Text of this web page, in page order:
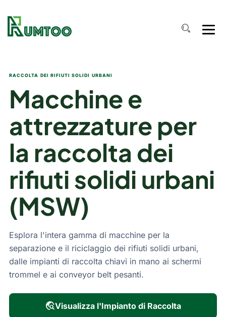
RACCOLTA DEI RIFIUTI SOLIDI URBANI
Macchine e
attrezzature per
la raccolta dei
rifiuti solidi urbani
(MSW)
Esplora l'intera gamma di macchine per la
separazione e il riciclaggio dei rifiuti solidi urbani,
dalle impianti di raccolta chiavi in mano ai schermi
trommel e ai conveyor belt pesanti.
travel_exploreVisualizza l'Impianto di Raccolta